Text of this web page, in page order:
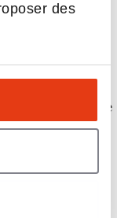
des
à avoir du faire
Ainsi, 78 %
était un
pour 32 %
qu’accéder au
pour un